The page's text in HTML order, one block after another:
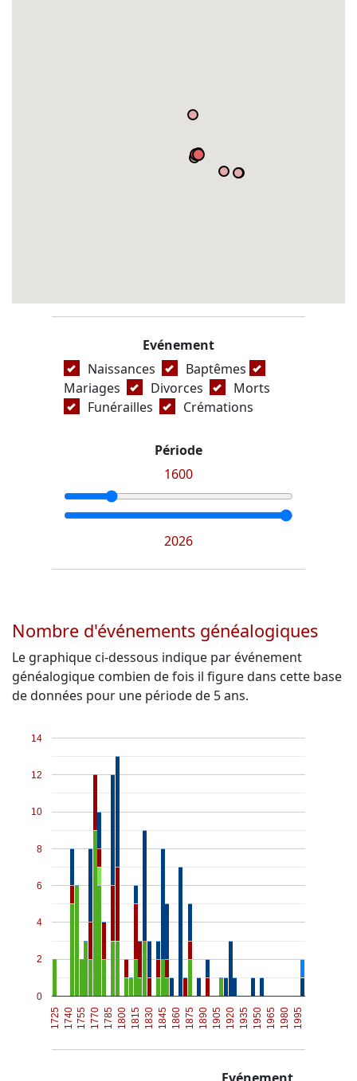
Evénement
Naissances
Baptêmes
Mariages
Divorces
Morts
Funérailles
Crémations
Période
1600
2026
Nombre d'événements généalogiques
Le graphique ci-dessous indique par événement
généalogique combien de fois il figure dans cette base
de données pour une période de 5 ans.
1725 1740 1755 1770 1785 1800 1815 1830 1845 1860 1875 1890 1905 1920 1935 1950 1965 1980 1995
0
2
4
6
8
10
12
14